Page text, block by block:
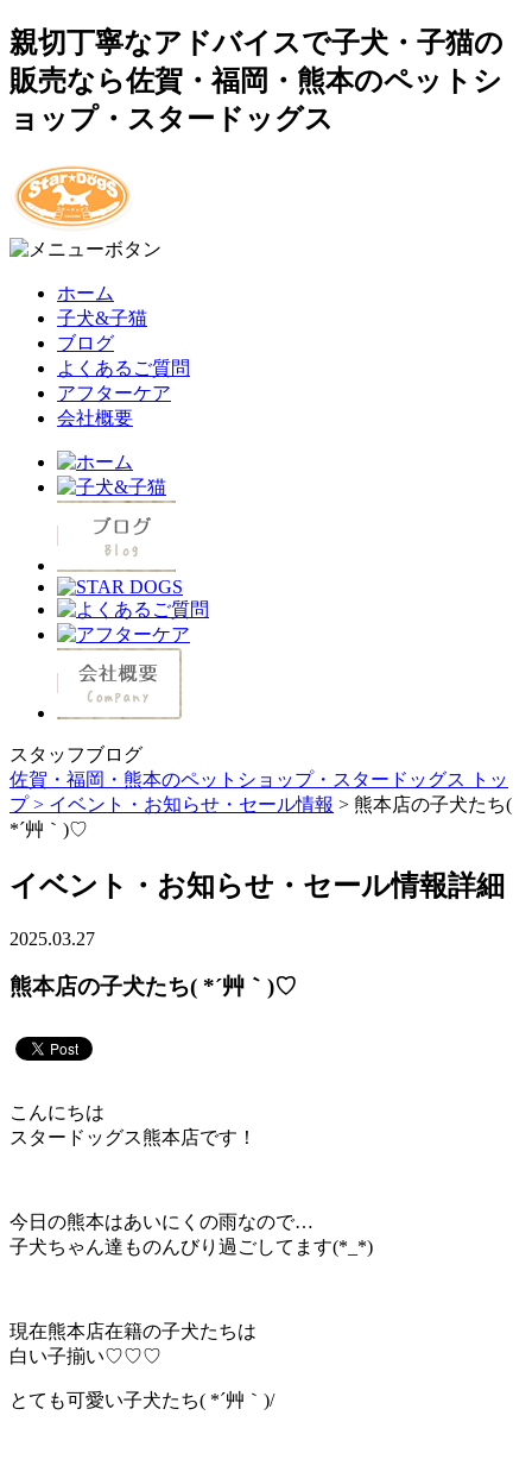
親切丁寧なアドバイスで子犬・子猫の
販売なら佐賀・福岡・熊本のペットシ
ョップ・スタードッグス
ホーム
子犬&子猫
ブログ
よくあるご質問
アフターケア
会社概要
スタッフブログ
佐賀・福岡・熊本のペットショップ・スタードッグス トッ
プ > イベント・お知らせ・セール情報 > 熊本店の子犬たち(
*´艸｀)♡
イベント・お知らせ・セール情報詳細
2025.03.27
熊本店の子犬たち( *´艸｀)♡
こんにちは
スタードッグス熊本店です！
今日の熊本はあいにくの雨なので…
子犬ちゃん達ものんびり過ごしてます(*_*)
現在熊本店在籍の子犬たちは
白い子揃い♡♡♡
とても可愛い子犬たち( *´艸｀)/